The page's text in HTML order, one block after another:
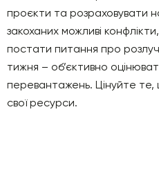
проєкти та розраховувати
закоханих можливі
постати питання про
тижня – об’єктивно
перевантажень. Цінуйте те,
свої ресурси.